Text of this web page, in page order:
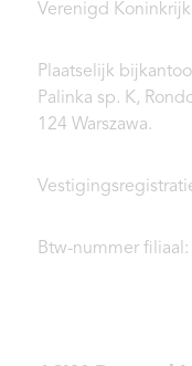
Verenigd
Plaatselijk
Palinka sp. K,
124 Warszawa.
Btw-nummer